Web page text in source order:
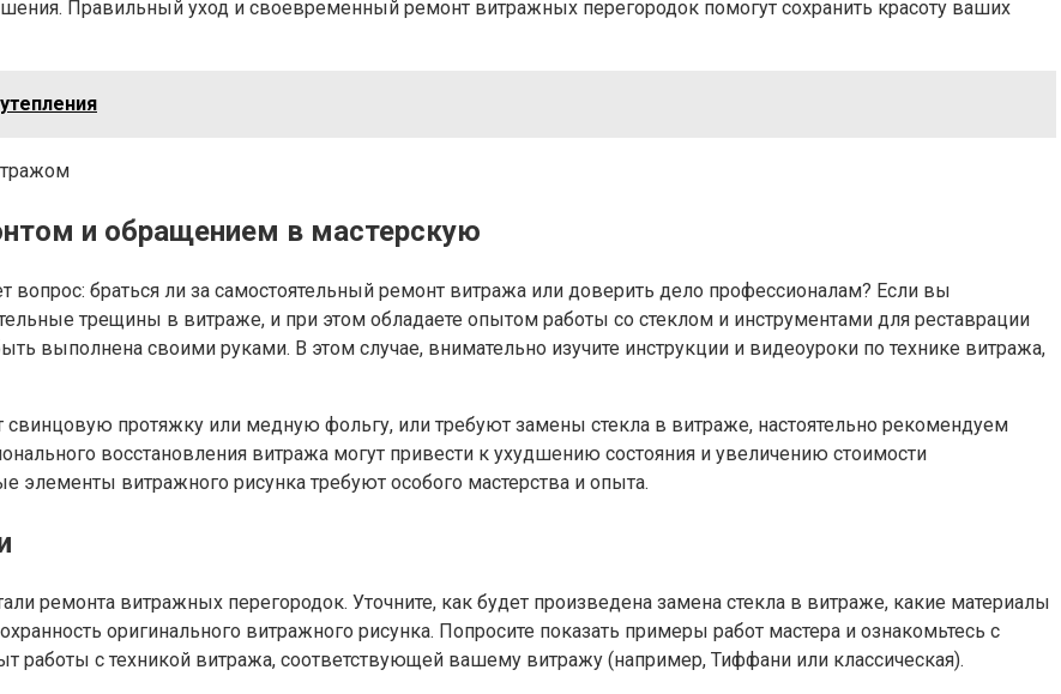
Правильный уход и своевременный ремонт витражных перегородок помогут сохранить красоту ваших
и обращением в мастерскую
браться ли за самостоятельный ремонт витража или доверить дело профессионалам? Если вы
трещины в витраже, и при этом обладаете опытом работы со стеклом и инструментами для реставрации
выполнена своими руками. В этом случае, внимательно изучите инструкции и видеоуроки по технике витража,
протяжку или медную фольгу, или требуют замены стекла в витраже, настоятельно рекомендуем
восстановления витража могут привести к ухудшению состояния и увеличению стоимости
витражного рисунка требуют особого мастерства и опыта.
ремонта витражных перегородок. Уточните, как будет произведена замена стекла в витраже, какие материалы
оригинального витражного рисунка. Попросите показать примеры работ мастера и ознакомьтесь с
работы с техникой витража, соответствующей вашему витражу (например, Тиффани или классическая).